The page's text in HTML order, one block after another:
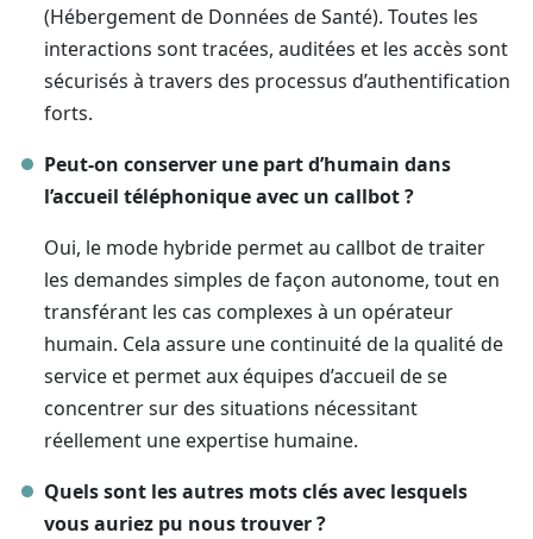
(Hébergement de Données de Santé). Toutes les
interactions sont tracées, auditées et les accès sont
sécurisés à travers des processus d’authentification
forts.
Peut-on conserver une part d’humain dans
l’accueil téléphonique avec un callbot ?
Oui, le mode hybride permet au callbot de traiter
les demandes simples de façon autonome, tout en
transférant les cas complexes à un opérateur
humain. Cela assure une continuité de la qualité de
service et permet aux équipes d’accueil de se
concentrer sur des situations nécessitant
réellement une expertise humaine.
Quels sont les autres mots clés avec lesquels
vous auriez pu nous trouver ?